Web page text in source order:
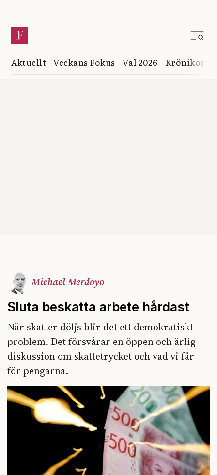
Aktuellt Veckans Fokus Val 2026 Krönikor
Michael Merdoyo
Sluta beskatta arbete hårdast
När skatter döljs blir det ett demokratiskt
problem. Det försvårar en öppen och ärlig
diskussion om skattetrycket och vad vi får
för pengarna.